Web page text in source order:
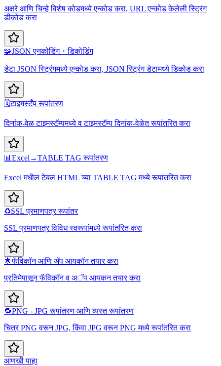
अक्षरे आणि चिन्हे विशेष कोडमध्ये एन्कोड करा, URL एन्कोड केलेली स्ट्रिंग
डीकोड करा
🧩JSON एनकोडिंग・डिकोडिंग
डेटा JSON स्ट्रिंगमध्ये एन्कोड करा, JSON स्ट्रिंग डेटामध्ये डिकोड करा
🗓️टाइमस्टँप रूपांतरण
दिनांक-वेळ टाइमस्टॅम्पमध्ये व टाइमस्टॅम्प दिनांक-वेळेत रूपांतरित करा
📊 Excel→TABLE TAG रूपांतरण
Excel मधील टेबल HTML च्या TABLE TAG मध्ये रूपांतरित करा
♻️SSL प्रमाणपत्र रूपांतर
SSL प्रमाणपत्र विविध स्वरूपांमध्ये रूपांतरित करा
🌟फॅविकॉन आणि अ‍ॅप आयकॉन तयार करा
प्रतिमेपासून फॅविकॉन व अॅप आयकन तयार करा
🔁PNG - JPG रूपांतरण आणि व्यस्त रूपांतरण
चित्र PNG वरून JPG, किंवा JPG वरून PNG मध्ये रूपांतरित करा
आणखी पाहा